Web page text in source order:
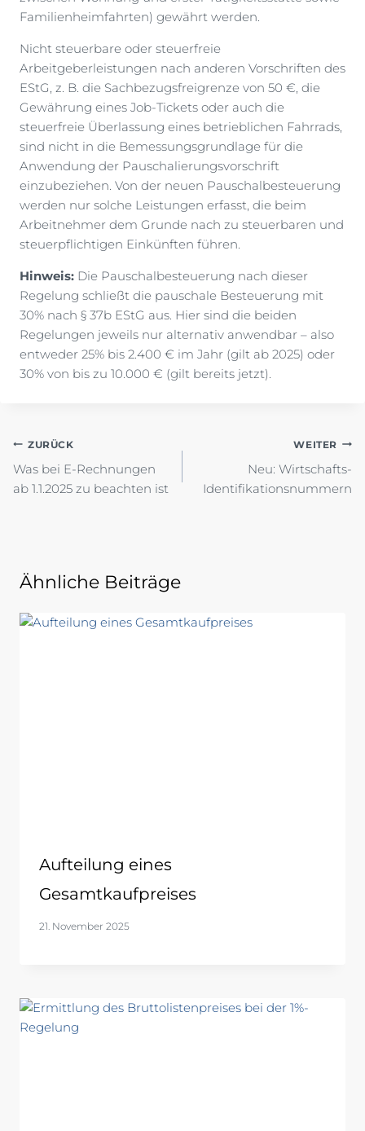
Familienheimfahrten) gewährt werden.
Nicht steuerbare oder steuerfreie
Arbeitgeberleistungen nach anderen Vorschriften des
EStG, z. B. die Sachbezugsfreigrenze von 50 €, die
Gewährung eines Job-Tickets oder auch die
steuerfreie Überlassung eines betrieblichen Fahrrads,
sind nicht in die Bemessungsgrundlage für die
Anwendung der Pauschalierungsvorschrift
einzubeziehen. Von der neuen Pauschalbesteuerung
werden nur solche Leistungen erfasst, die beim
Arbeitnehmer dem Grunde nach zu steuerbaren und
steuerpflichtigen Einkünften führen.
Hinweis: Die Pauschalbesteuerung nach dieser
Regelung schließt die pauschale Besteuerung mit
30% nach § 37b EStG aus. Hier sind die beiden
Regelungen jeweils nur alternativ anwendbar – also
entweder 25% bis 2.400 € im Jahr (gilt ab 2025) oder
30% von bis zu 10.000 € (gilt bereits jetzt).
Beitragsnavigation
ZURÜCK
Was bei E-Rechnungen
ab 1.1.2025 zu beachten ist
WEITER
Neu: Wirtschafts-
Identifikationsnummern
Ähnliche Beiträge
Aufteilung eines
Gesamtkaufpreises
21. November 2025